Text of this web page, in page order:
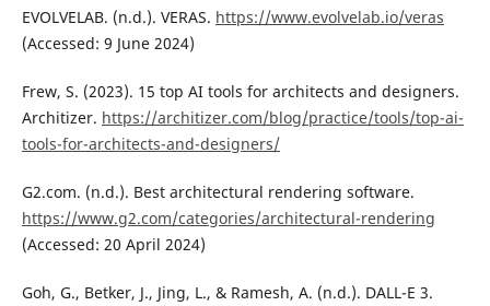
EVOLVELAB. (n.d.). VERAS. https://www.evolvelab.io/veras
(Accessed: 9 June 2024)
Frew, S. (2023). 15 top AI tools for architects and designers.
Architizer. https://architizer.com/blog/practice/tools/top-ai-
tools-for-architects-and-designers/
G2.com. (n.d.). Best architectural rendering software.
https://www.g2.com/categories/architectural-rendering
(Accessed: 20 April 2024)
Goh, G., Betker, J., Jing, L., & Ramesh, A. (n.d.). DALL-E 3.